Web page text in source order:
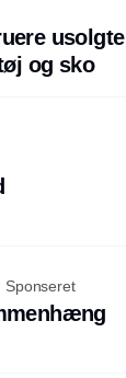
usolgte
og sko
Sponseret